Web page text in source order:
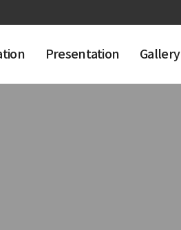
Presentation Gallery